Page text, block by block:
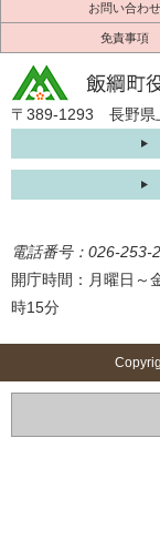
お問い合わせ
免責事項
〒389-1293 長野県
電話番号：026-253-
開庁時間：月曜日～
時15分